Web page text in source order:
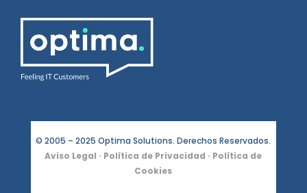
© 2005 – 2025 Optima Solutions. Derechos Reservados.
Aviso Legal · Política de Privacidad · Política de
Cookies